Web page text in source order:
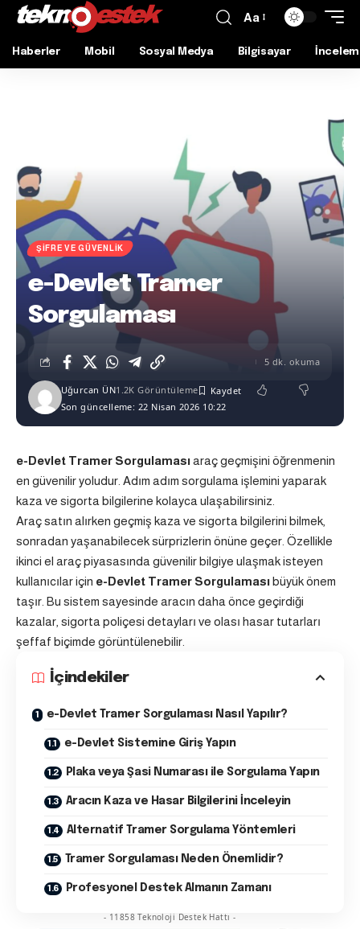
Aa
Haberler Mobil Sosyal Medya Bilgisayar
ŞIFRE VE GÜVENLIK
e-Devlet Tramer
Sorgulaması
Son güncelleme: 22 Nisan 2026 10:22
Uğurcan ÜN1.2K Görüntüleme
5 dk. okuma
e-Devlet Tramer Sorgulamasıaraç geçmişini öğrenmenin
en güvenilir yoludur. Adım adım sorgulama işlemini yaparak
kaza ve sigorta bilgilerine kolayca ulaşabilirsiniz.
Araç satın alırken geçmiş kaza ve sigorta bilgilerini bilmek,
sonradan yaşanabilecek sürprizlerin önüne geçer. Özellikle
ikinci el araç piyasasında güvenilir bilgiye ulaşmak isteyen
kullanıcılar için e-Devlet Tramer Sorgulamasıbüyük önem
taşır. Bu sistem sayesinde aracın daha önce geçirdiği
kazalar, sigorta poliçesi detayları ve olası hasar tutarları
şeffaf biçimde görüntülenebilir.
İçindekiler
e-Devlet Tramer Sorgulaması Nasıl Yapılır?
e-Devlet Sistemine Giriş Yapın
Plaka veya Şasi Numarası ile Sorgulama Yapın
Aracın Kaza ve Hasar Bilgilerini İnceleyin
Alternatif Tramer Sorgulama Yöntemleri
Tramer Sorgulaması Neden Önemlidir?
Profesyonel Destek Almanın Zamanı
- 11858 Teknoloji Destek Hattı -